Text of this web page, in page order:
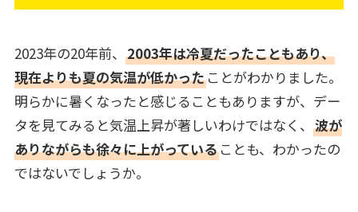
2023年の20年前、 2003年は冷夏だったこともあり、
現在よりも夏の気温が低かったことがわかりました。
明らかに暑くなったと感じることもありますが、デー
タを見てみると気温上昇が著しいわけではなく、 波が
ありながらも徐々に上がっていることも、わかったの
ではないでしょうか。